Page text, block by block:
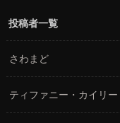
投稿者一覧
さわまど
ティファニー・カイリー